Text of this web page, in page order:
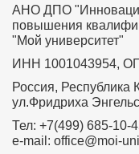
АНО ДПО
повышения
"Мой университет"
ИНН 1001043954,
Россия, Республика
ул.Фридриха
Тел: +7(499) 685-10-
e-mail: office@moi-